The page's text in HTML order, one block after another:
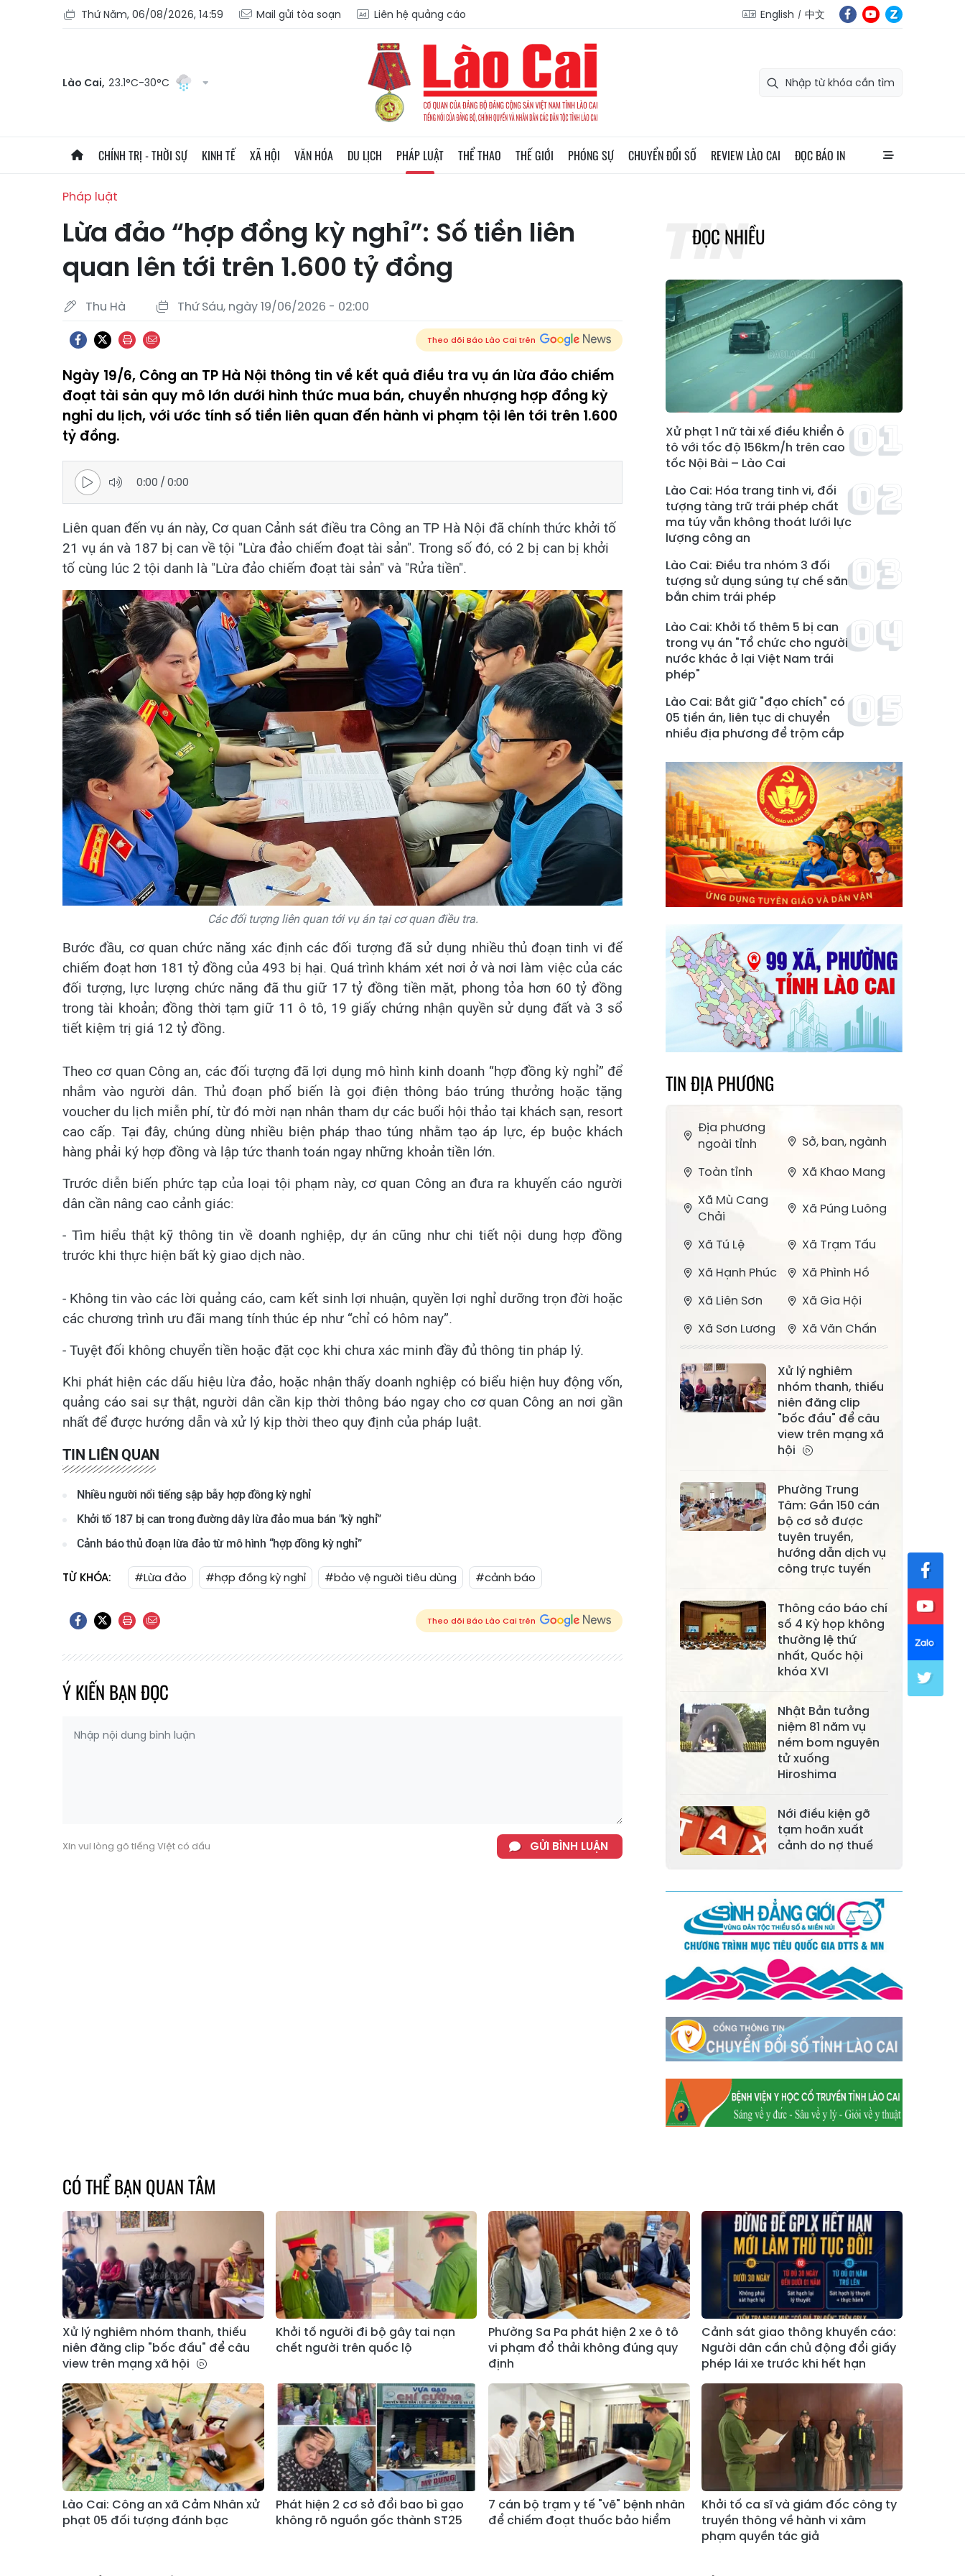
Thứ Năm, 06/08/2026, 14:59 Mail gửi tòa soạn Liên hệ quảng cáo English 中文
Lào Cai, 23.1°C-30°C
CHÍNH TRỊ - THỜI SỰ KINH TẾ XÃ HỘI VĂN HÓA DU LỊCH PHÁP LUẬT THỂ THAO THẾ GIỚI PHÓNG SỰ CHUYỂN ĐỔI SỐ REVIEW LÀO CAI ĐỌC BÁO IN
Pháp luật
Lừa đảo “hợp đồng kỳ nghỉ”: Số tiền liên
quan lên tới trên 1.600 tỷ đồng
Thu Hà Thứ Sáu, ngày 19/06/2026 - 02:00
Theo dõi Báo Lào Cai trên
Ngày 19/6, Công an TP Hà Nội thông tin về kết quả điều tra vụ án lừa đảo chiếm
đoạt tài sản quy mô lớn dưới hình thức mua bán, chuyển nhượng hợp đồng kỳ
nghỉ du lịch, với ước tính số tiền liên quan đến hành vi phạm tội lên tới trên 1.600
tỷ đồng.
0:00 /0:00
Liên quan đến vụ án này, Cơ quan Cảnh sát điều tra Công an TP Hà Nội đã chính thức khởi tố
21 vụ án và 187 bị can về tội "Lừa đảo chiếm đoạt tài sản". Trong số đó, có 2 bị can bị khởi
tố cùng lúc 2 tội danh là "Lừa đảo chiếm đoạt tài sản" và "Rửa tiền".
Các đối tượng liên quan tới vụ án tại cơ quan điều tra.
Bước đầu, cơ quan chức năng xác định các đối tượng đã sử dụng nhiều thủ đoạn tinh vi để
chiếm đoạt hơn 181 tỷ đồng của 493 bị hại. Quá trình khám xét nơi ở và nơi làm việc của các
đối tượng, lực lượng chức năng đã thu giữ 17 tỷ đồng tiền mặt, phong tỏa hơn 60 tỷ đồng
trong tài khoản; đồng thời tạm giữ 11 ô tô, 19 giấy chứng nhận quyền sử dụng đất và 3 sổ
tiết kiệm trị giá 12 tỷ đồng.
Theo cơ quan Công an, các đối tượng đã lợi dụng mô hình kinh doanh “hợp đồng kỳ nghỉ” để
nhắm vào người dân. Thủ đoạn phổ biến là gọi điện thông báo trúng thưởng hoặc tặng
voucher du lịch miễn phí, từ đó mời nạn nhân tham dự các buổi hội thảo tại khách sạn, resort
cao cấp. Tại đây, chúng dùng nhiều biện pháp thao túng nhằm tạo áp lực, ép buộc khách
hàng phải ký hợp đồng và lập tức thanh toán ngay những khoản tiền lớn.
Trước diễn biến phức tạp của loại tội phạm này, cơ quan Công an đưa ra khuyến cáo người
dân cần nâng cao cảnh giác:
- Tìm hiểu thật kỹ thông tin về doanh nghiệp, dự án cũng như chi tiết nội dung hợp đồng
trước khi thực hiện bất kỳ giao dịch nào.
- Không tin vào các lời quảng cáo, cam kết sinh lợi nhuận, quyền lợi nghỉ dưỡng trọn đời hoặc
các chương trình ưu đãi mang tính thúc ép như “chỉ có hôm nay”.
- Tuyệt đối không chuyển tiền hoặc đặt cọc khi chưa xác minh đầy đủ thông tin pháp lý.
Khi phát hiện các dấu hiệu lừa đảo, hoặc nhận thấy doanh nghiệp có biểu hiện huy động vốn,
quảng cáo sai sự thật, người dân cần kịp thời thông báo ngay cho cơ quan Công an nơi gần
nhất để được hướng dẫn và xử lý kịp thời theo quy định của pháp luật.
TIN LIÊN QUAN
Nhiều người nổi tiếng sập bẫy hợp đồng kỳ nghỉ
Khởi tố 187 bị can trong đường dây lừa đảo mua bán "kỳ nghỉ”
Cảnh báo thủ đoạn lừa đảo từ mô hình “hợp đồng kỳ nghỉ”
TỪ KHÓA: #Lừa đảo #hợp đồng kỳ nghỉ #bảo vệ người tiêu dùng #cảnh báo
Theo dõi Báo Lào Cai trên
Ý KIẾN BẠN ĐỌC
Xin vui lòng gõ tiếng Việt có dấu GỬI BÌNH LUẬN
ĐỌC NHIỀU
Xử phạt 1 nữ tài xế điều khiển ô
tô với tốc độ 156km/h trên cao
tốc Nội Bài – Lào Cai
Lào Cai: Hóa trang tinh vi, đối
tượng tàng trữ trái phép chất
ma túy vẫn không thoát lưới lực
lượng công an
Lào Cai: Điều tra nhóm 3 đối
tượng sử dụng súng tự chế săn
bắn chim trái phép
Lào Cai: Khởi tố thêm 5 bị can
trong vụ án "Tổ chức cho người
nước khác ở lại Việt Nam trái
phép"
Lào Cai: Bắt giữ "đạo chích" có
05 tiền án, liên tục di chuyển
nhiều địa phương để trộm cắp
TIN ĐỊA PHƯƠNG
Địa phương
ngoài tỉnh
Sở, ban, ngành
Toàn tỉnh
Xã Khao Mang
Xã Mù Cang
Chải
Xã Púng Luông
Xã Tú Lệ
Xã Trạm Tấu
Xã Hạnh Phúc
Xã Phình Hồ
Xã Liên Sơn
Xã Gia Hội
Xã Sơn Lương
Xã Văn Chấn
Bằng La
Xã Chấn Thịnh
Xã Nghĩa Tâm
Xã Phong Dụ
Hạ
Xã Lâm Giang
Cuông
Xã Tân Hợp
Xã Mậu A Xã Xuân Ái
Xã Lâm
Thượng
Xã Khánh Hòa
Xã Phúc Lợi
Xã Mường Lai
Xã Cảm Nhân
Xã Thác Bà
Xã Yên Bình
Xã Bảo Ái
Xã Trấn Yên
Xã Hưng
Khánh
Xã Quy Mông
Xã Cốc San
Xã Hợp Thành
Xã Phong Hải
Quang
Xã Tằng Loỏng
Xã Gia Phú
Xã Mường
Hum
Xã Y Tý
Xã A Mú Sung
Xã Trịnh Tường
Xã Nậm Chày
Xã Bản Xèo
Xã Bát Xát
Xã Võ Lao
Xã Khánh Yên
Xã Văn Bàn
Xã Dương Quỳ
Xã Xuân Hòa
Xã Phúc Khánh
Xã Bảo Hà
Xã Mường Bo
Xã Bản Hồ
Xã Tả Van
Xã Tả Phìn
Xã Cốc Lầu
Xã Bảo Nhai
Xã Bản Liền
Xã Bắc Hà
Xã Tả Củ Tỷ
Xã Lùng Phình
Xã Pha Long
Xã Mường
Khương
Xã Bản Lầu
Xã Cao Sơn
Xã Si Ma Cai
Xã Sín Chéng
Xã Nậm Xé
Xã Ngũ Chỉ
Sơn
Xã Chế Tạo
Xử lý nghiêm
nhóm thanh, thiếu
niên đăng clip
"bốc đầu" để câu
view trên mạng xã
hội
Phường Trung
Tâm: Gần 150 cán
bộ cơ sở được
tuyên truyền,
hướng dẫn dịch vụ
công trực tuyến
Thông cáo báo chí
số 4 Kỳ họp không
thường lệ thứ
nhất, Quốc hội
khóa XVI
Nhật Bản tưởng
niệm 81 năm vụ
ném bom nguyên
tử xuống
Hiroshima
Nới điều kiện gỡ
tạm hoãn xuất
cảnh do nợ thuế
CÓ THỂ BẠN QUAN TÂM
Xử lý nghiêm nhóm thanh, thiếu
niên đăng clip "bốc đầu" để câu
view trên mạng xã hội
Khởi tố người đi bộ gây tai nạn
chết người trên quốc lộ
Phường Sa Pa phát hiện 2 xe ô tô
vi phạm đổ thải không đúng quy
định
Cảnh sát giao thông khuyến cáo:
Người dân cần chủ động đổi giấy
phép lái xe trước khi hết hạn
Lào Cai: Công an xã Cảm Nhân xử
phạt 05 đối tượng đánh bạc
Phát hiện 2 cơ sở đổi bao bì gạo
không rõ nguồn gốc thành ST25
7 cán bộ trạm y tế "vẽ" bệnh nhân
để chiếm đoạt thuốc bảo hiểm
Khởi tố ca sĩ và giám đốc công ty
truyền thông về hành vi xâm
phạm quyền tác giả